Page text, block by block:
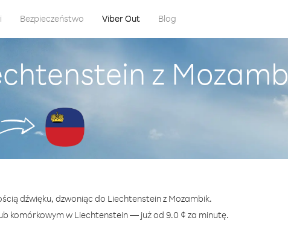
Bezpieczeństwo Viber Out Blog
z
dźwięku, dzwoniąc do Liechtenstein z Mozambik.
komórkowym w Liechtenstein — już od 9.0 ¢ za minutę.